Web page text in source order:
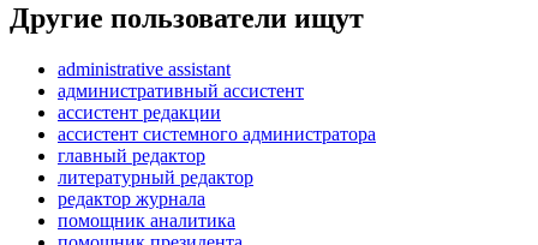
Другие пользователи ищут
administrative assistant
административный ассистент
ассистент редакции
ассистент системного администратора
главный редактор
литературный редактор
редактор журнала
помощник аналитика